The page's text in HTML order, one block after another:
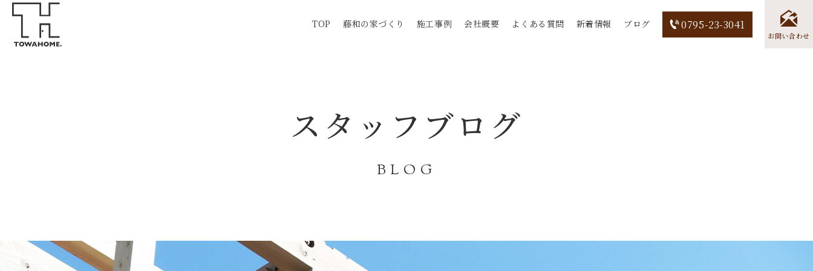
TOP 藤和の家づくり 施工事例 会社概要 よくある質問 新着情報 ブログ 0795-23-3041
お問い合わせ
スタッフブログ
BLOG